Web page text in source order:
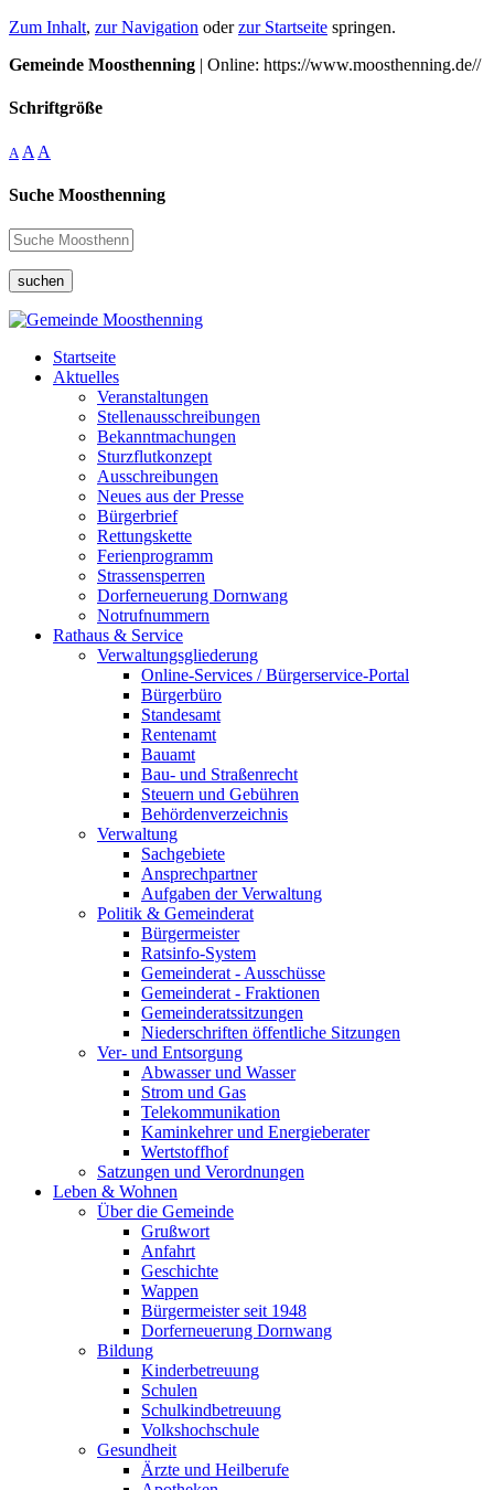
Zum Inhalt, zur Navigation oderzur Startseite springen.
Gemeinde Moosthenning | Online: https://www.moosthenning.de//
Schriftgröße
A A A
Suche Moosthenning
suchen
Startseite
Aktuelles
Veranstaltungen
Stellenausschreibungen
Bekanntmachungen
Sturzflutkonzept
Ausschreibungen
Neues aus der Presse
Bürgerbrief
Rettungskette
Ferienprogramm
Strassensperren
Dorferneuerung Dornwang
Notrufnummern
Rathaus & Service
Verwaltungsgliederung
Online-Services / Bürgerservice-Portal
Bürgerbüro
Standesamt
Rentenamt
Bauamt
Bau- und Straßenrecht
Steuern und Gebühren
Behördenverzeichnis
Verwaltung
Sachgebiete
Ansprechpartner
Aufgaben der Verwaltung
Politik & Gemeinderat
Bürgermeister
Ratsinfo-System
Gemeinderat - Ausschüsse
Gemeinderat - Fraktionen
Gemeinderatssitzungen
Niederschriften öffentliche Sitzungen
Ver- und Entsorgung
Abwasser und Wasser
Strom und Gas
Telekommunikation
Kaminkehrer und Energieberater
Wertstoffhof
Satzungen und Verordnungen
Leben & Wohnen
Über die Gemeinde
Grußwort
Anfahrt
Geschichte
Wappen
Bürgermeister seit 1948
Dorferneuerung Dornwang
Bildung
Kinderbetreuung
Schulen
Schulkindbetreuung
Volkshochschule
Gesundheit
Ärzte und Heilberufe